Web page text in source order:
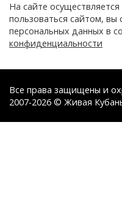
На сайте
пользоваться сайтом, вы
персональных данных в
конфиденциальности
Все права защищены и
2007-2026 © Живая